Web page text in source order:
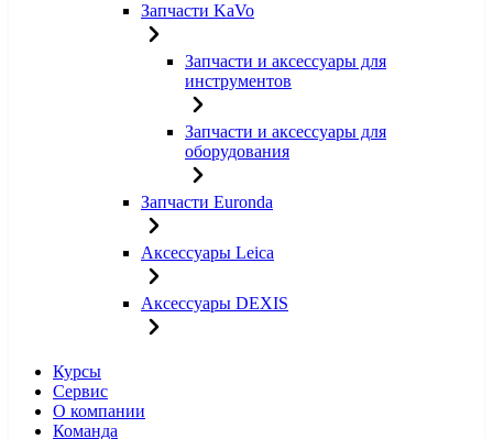
Запчасти KaVo
Запчасти и аксессуары для
инструментов
Запчасти и аксессуары для
оборудования
Запчасти Euronda
Аксессуары Leica
Аксессуары DEXIS
Курсы
Сервис
О компании
Команда